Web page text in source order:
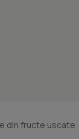
din fructe uscate